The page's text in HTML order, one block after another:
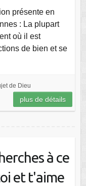
présente en
: La plupart
où il est
de bien et se
de Dieu
plus de détails
à ce
et t'aime